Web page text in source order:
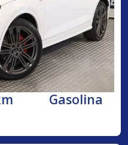
Gasolina